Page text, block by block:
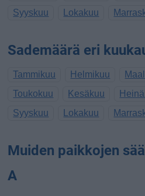
Syyskuu
Lokakuu
Sademäärä eri
Tammikuu Helmikuu
Toukokuu
Kesäkuu
Syyskuu
Lokakuu
Muiden paikkojen
A